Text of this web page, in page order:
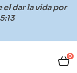
el dar la vida por
0